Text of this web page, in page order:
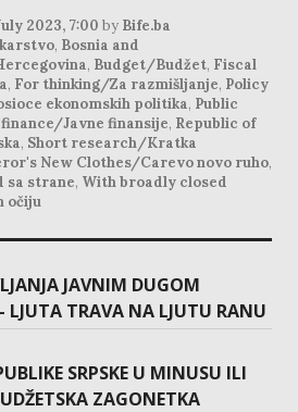
2023, 7:00 by Bife.ba
, Bosnia and
, Budget/Budžet, Fiscal
, For thinking/Za razmišljanje, Policy
ekonomskih politika, Public
finance/Javne finansije, Republic of
, Short research/Kratka
New Clothes/Carevo novo ruho,
sa strane, With broadly closed
očiju
JAVNIM DUGOM
LJUTA TRAVA NA LJUTU RANU
SRPSKE U MINUSU ILI
ZAGONETKA